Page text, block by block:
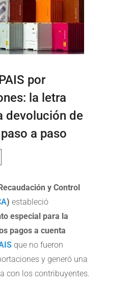
por
la letra
devolución de
a paso
y Control
) estableció
especial para la
pagos a cuenta
que no fueron
y generó una
con los contribuyentes.